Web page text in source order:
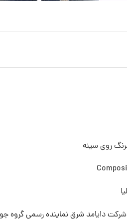
روی سینه
دایامد شرق نماینده رسمی گروه